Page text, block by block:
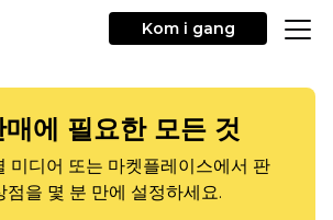
Kom i gang
에 필요한 모든 것
미디어 또는 마켓플레이스에서 판
점을 몇 분 만에 설정하세요.